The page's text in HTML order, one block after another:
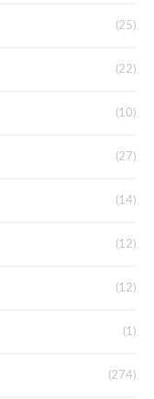
(25)
(22)
(10)
(27)
(14)
(12)
(12)
(1)
(274)